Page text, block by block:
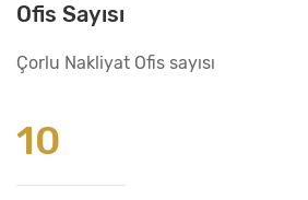
Ofis Sayısı
Çorlu Nakliyat Ofis sayısı
10